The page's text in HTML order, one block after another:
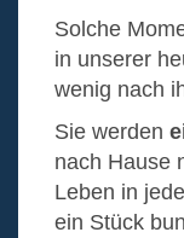
Solche
in unserer
wenig nach
Sie werden
nach Hause
Leben in
ein Stück